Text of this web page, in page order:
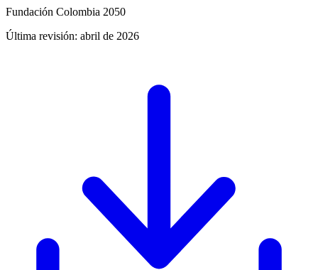
Fundación Colombia 2050
Última revisión: abril de 2026